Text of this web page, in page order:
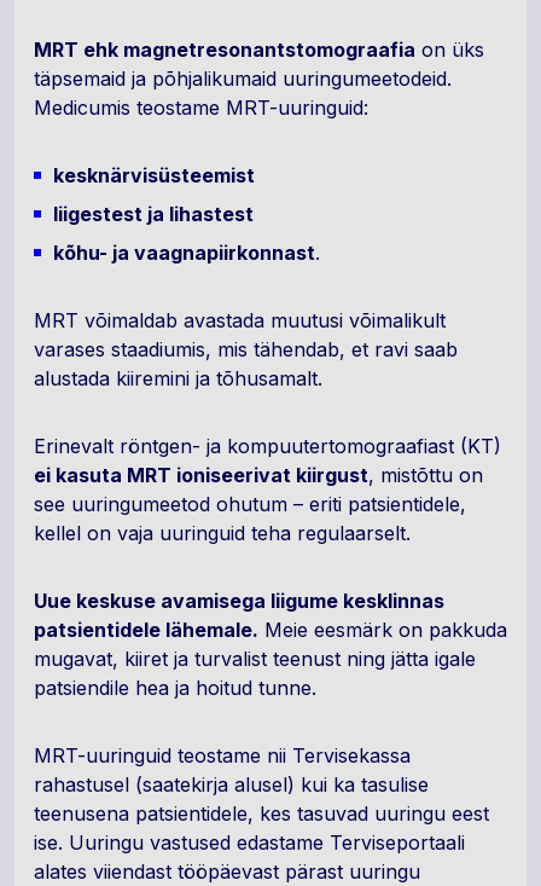
MRT ehk magnetresonantstomograafia on üks
täpsemaid ja põhjalikumaid uuringumeetodeid.
Medicumis teostame MRT-uuringuid:
kesknärvisüsteemist
liigestest ja lihastest
kõhu- ja vaagnapiirkonnast.
MRT võimaldab avastada muutusi võimalikult
varases staadiumis, mis tähendab, et ravi saab
alustada kiiremini ja tõhusamalt.
Erinevalt röntgen- ja kompuutertomograafiast (KT)
ei kasuta MRT ioniseerivat kiirgust, mistõttu on
see uuringumeetod ohutum – eriti patsientidele,
kellel on vaja uuringuid teha regulaarselt.
Uue keskuse avamisega liigume kesklinnas
patsientidele lähemale. Meie eesmärk on pakkuda
mugavat, kiiret ja turvalist teenust ning jätta igale
patsiendile hea ja hoitud tunne.
MRT-uuringuid teostame nii Tervisekassa
rahastusel (saatekirja alusel) kui ka tasulise
teenusena patsientidele, kes tasuvad uuringu eest
ise. Uuringu vastused edastame Terviseportaali
alates viiendast tööpäevast pärast uuringu